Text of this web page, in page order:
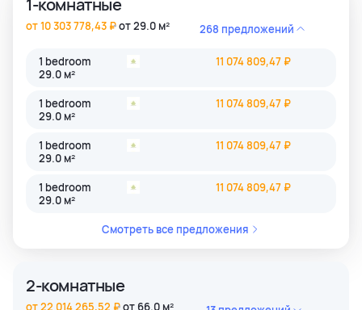
1-комнатные
от 29.0 м²
от 10 303 778,43 ₽ 268 предложений
1 bedroom
29.0 м²
11 074 809,47 ₽
1 bedroom
29.0 м²
11 074 809,47 ₽
1 bedroom
29.0 м²
11 074 809,47 ₽
1 bedroom
29.0 м²
11 074 809,47 ₽
Смотреть все предложения
2-комнатные
от 66.0 м²
от 22 014 265,52 ₽